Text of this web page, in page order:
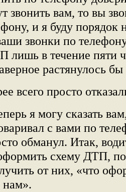
звонить вам, то вы
и я буду порядок
звонки по
лишь в течение пяти
растянулось
всего просто
я могу сказать
с вами по
обманул. Итак,
схему ДТП,
от них, «что
нам».